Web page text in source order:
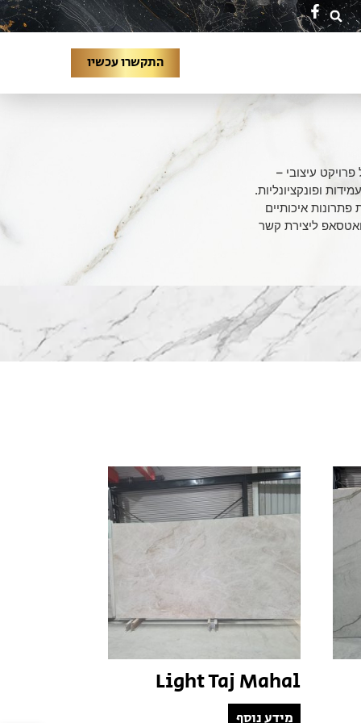
התקשרו עכשיו
עיצובי –
ופונקציונליות.
איכותיים
ליצירת קשר
Light Taj Mahal
מידע נוסף